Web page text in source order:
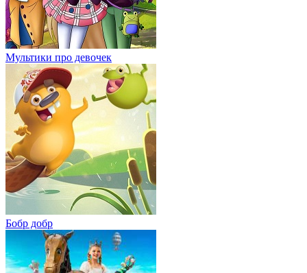
Мультики про девочек
Бобр добр